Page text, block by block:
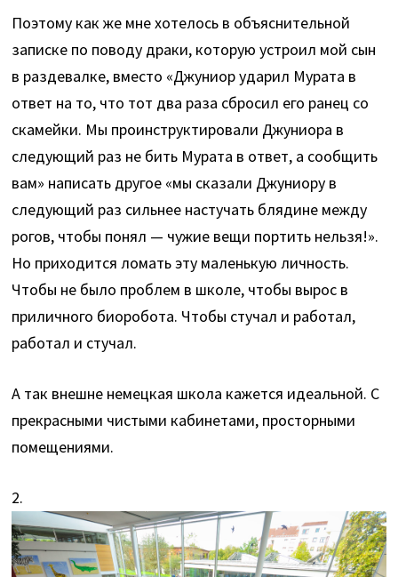
Поэтому как же мне хотелось в объяснительной
записке по поводу драки, которую устроил мой сын
в раздевалке, вместо «Джуниор ударил Мурата в
ответ на то, что тот два раза сбросил его ранец со
скамейки. Мы проинструктировали Джуниора в
следующий раз не бить Мурата в ответ, а сообщить
вам» написать другое «мы сказали Джуниору в
следующий раз сильнее настучать блядине между
рогов, чтобы понял — чужие вещи портить нельзя!».
Но приходится ломать эту маленькую личность.
Чтобы не было проблем в школе, чтобы вырос в
приличного биоробота. Чтобы стучал и работал,
работал и стучал.
А так внешне немецкая школа кажется идеальной. С
прекрасными чистыми кабинетами, просторными
помещениями.
2.